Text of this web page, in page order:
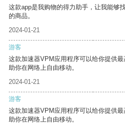
这款app是我购物的得力助手，让我能够
的商品。
2024-01-21
游客
这款加速器VPM应用程序可以给你提供
助你在网络上自由移动。
2024-01-21
游客
这款加速器VPM应用程序可以给你提供
助你在网络上自由移动。